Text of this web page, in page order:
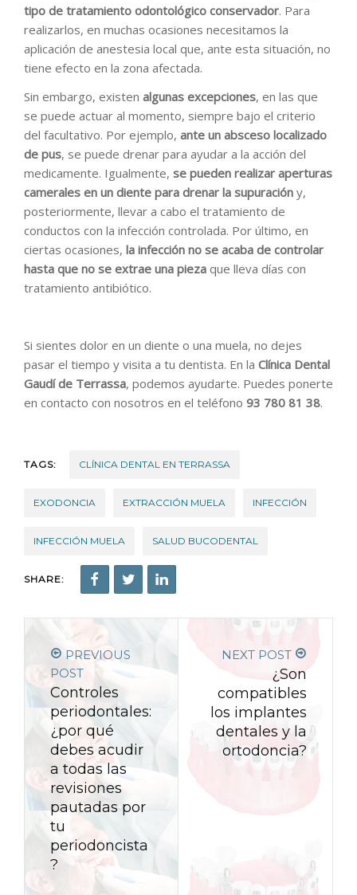
tipo de tratamiento odontológico conservador. Para
realizarlos, en muchas ocasiones necesitamos la
aplicación de anestesia local que, ante esta situación, no
tiene efecto en la zona afectada.
Sin embargo, existen algunas excepciones, en las que
se puede actuar al momento, siempre bajo el criterio
del facultativo. Por ejemplo, ante un absceso localizado
de pus, se puede drenar para ayudar a la acción del
medicamente. Igualmente, se pueden realizar aperturas
camerales en un diente para drenar la supuración y,
posteriormente, llevar a cabo el tratamiento de
conductos con la infección controlada. Por último, en
ciertas ocasiones, la infección no se acaba de controlar
hasta que no se extrae una pieza que lleva días con
tratamiento antibiótico.
Si sientes dolor en un diente o una muela, no dejes
pasar el tiempo y visita a tu dentista. En la Clínica Dental
Gaudí de Terrassa, podemos ayudarte. Puedes ponerte
en contacto con nosotros en el teléfono 93 780 81 38.
TAGS: CLÍNICA DENTAL EN TERRASSA
EXODONCIA EXTRACCIÓN MUELA INFECCIÓN
INFECCIÓN MUELA SALUD BUCODENTAL
SHARE:
PREVIOUS
POST
Controles
periodontales:
¿por qué
debes acudir
a todas las
revisiones
pautadas por
tu
periodoncista
?
NEXT POST
¿Son
compatibles
los implantes
dentales y la
ortodoncia?